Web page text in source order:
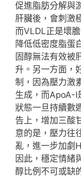
促進脂肪分解與
肝臟後，會刺激
而VLDL正是壞
降低低密度脂蛋
固醇無法有效被
升。另一方面，
制，因為壓力激
生成，而ApoA-I
狀態一旦持續數
告上，增加三酸
意的是，壓力往
亂，進一步加劇
因此，穩定情緒
醇比例不可或缺